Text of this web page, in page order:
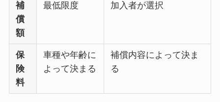
補
償
額
最低限度 加入者が選択
保
険
料
車種や年齢に
よって決まる
補償内容によって決ま
る